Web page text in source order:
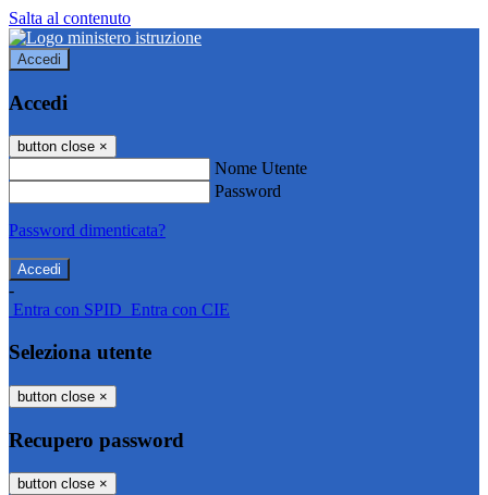
Salta al contenuto
Accedi
Accedi
button close ×
Nome Utente
Password
Password dimenticata?
-
Entra con SPID Entra con CIE
Seleziona utente
button close ×
Recupero password
button close ×